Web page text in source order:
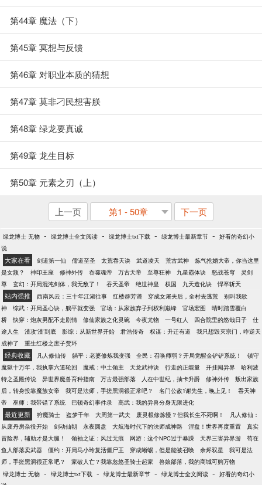
第44章 魔法（下）
第45章 冥想与反馈
第46章 对职业本质的猜想
第47章 莫非刁民想害朕
第48章 绿龙要真诚
第49章 龙生目标
第50章 元素之刃（上）
上一页 第1 - 50章 下一页
绿龙博士 无物 - 绿龙博士全文阅读 - 绿龙博士txt下载 - 绿龙博士最新章节 - 好看的奇幻小
说
大家在看 剑道第一仙 儒道至圣 太荒吞天诀 武道凌天 荒古武神
炼气抢婚大帝，你当这里
是女频？
神印王座 修神外传 吞噬魂帝 万古天帝 至尊狂神 九星霸体诀 怒战苍穹
灵剑
尊
玄幻：开局混沌剑体，我无敌了！ 吞天圣帝 绝世神皇 权国 九天造化诀 悍卒斩天
站内强推 西南风云：三十年江湖往事 红楼群芳谱 穿成女屠夫后，全村去逃荒
别叫我歌
神
综武：开局圣心诀，躺平就变强 官场：从家族弃子到权利巅峰 官场宏图
晴时踏雪覆白
桥
快穿：炮灰男配不走剧情 修仙家族之化灵碗 今夜尤物 一号红人 四合院里的悠哉日子
仕
途人生
渣攻‘渣’到底 影综：从新世界开始 君浩传奇 权谋：升迁有道
我只想毁灭宗门，咋逆天
成神了
重生红楼之庶子贾环
经典收藏 凡人修仙传 躺平：老婆修炼我变强 全民：召唤师弱？开局觉醒金铲铲系统！
镇守
魔狱十万年，我执掌六道轮回
魔戒：中土领主 天龙武神诀 行走的正能量 开挂闯异界
哈利波
特之圣殿传说
异世界魔兽育种指南 万古最强部落 人在中世纪，抽卡升爵 修神外传
叛出家族
后，转身投靠魔族女帝
我可是法师，手搓黑洞很正常吧？ 名门公敌1谢先生，晚上见！
吞天神
帝
巫师：我带错了系统 巴顿奇幻事件录 高武：我的异兽分身无限进化
最近更新 狩魔骑士 盗梦千年 大周第一武夫 废灵根修炼慢？但我长生不死啊！
凡人修仙：
从废丹房杂役开始
剑动仙朝 永夜圆盘 大航海时代下的法师成神路 涅盘！世界再度重置
真实
冒险界，辅助才是大腿！
领袖之证：风过无痕 网游：这个NPC过于暴躁 天界三害异界游
苟在
鱼人部落卖武器
僵约：开局马小玲复活僵尸王 穿成蜥蜴，但是能被召唤 余烬双星
我可是法
师，手搓黑洞很正常吧？
家破人亡？我靠忽悠圣骑士起家
兽娘部落，我的商城可购万物
绿龙博士 无物 - 绿龙博士txt下载 - 绿龙博士最新章节 - 绿龙博士全文阅读 - 好看的奇幻小